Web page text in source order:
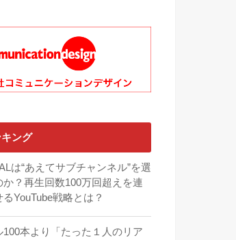
ング
は“あえてサブチャンネル”を選
か？再生回数100万回超えを連
YouTube戦略とは？
100本より「たった１人のリア